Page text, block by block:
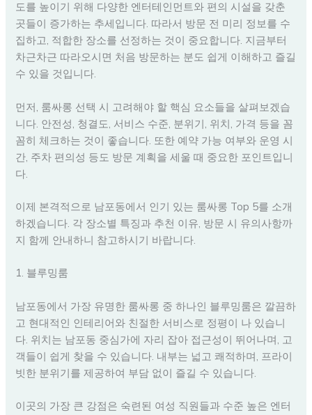
도를 높이기 위해 다양한 엔터테인먼트와 편의 시설을 갖춘
곳들이 증가하는 추세입니다. 따라서 방문 전 미리 정보를 수
집하고, 적합한 장소를 선정하는 것이 중요합니다. 지금부터
차근차근 따라오시면 처음 방문하는 분도 쉽게 이해하고 즐길
수 있을 것입니다.
먼저, 룸싸롱 선택 시 고려해야 할 핵심 요소들을 살펴보겠습
니다. 안전성, 청결도, 서비스 수준, 분위기, 위치, 가격 등을 꼼
꼼히 체크하는 것이 좋습니다. 또한 예약 가능 여부와 운영 시
간, 주차 편의성 등도 방문 계획을 세울 때 중요한 포인트입니
다.
이제 본격적으로 남포동에서 인기 있는 룸싸롱 Top 5를 소개
하겠습니다. 각 장소별 특징과 추천 이유, 방문 시 유의사항까
지 함께 안내하니 참고하시기 바랍니다.
1. 블루밍룸
남포동에서 가장 유명한 룸싸롱 중 하나인 블루밍룸은 깔끔하
고 현대적인 인테리어와 친절한 서비스로 정평이 나 있습니
다. 위치는 남포동 중심가에 자리 잡아 접근성이 뛰어나며, 고
객들이 쉽게 찾을 수 있습니다. 내부는 넓고 쾌적하며, 프라이
빗한 분위기를 제공하여 부담 없이 즐길 수 있습니다.
이곳의 가장 큰 강점은 숙련된 여성 직원들과 수준 높은 엔터